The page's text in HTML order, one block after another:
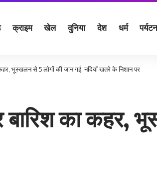
क्राइम खेल दुनिया देश धर्म पर्यटन
भूस्खलन से 5 लोगों की जान गई, नदियाँ खतरे के निशान पर
का कहर,